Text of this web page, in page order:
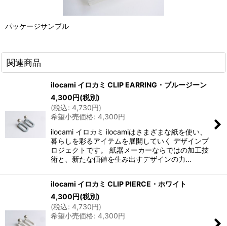
パッケージサンプル
関連商品
ilocami イロカミ CLIP EARRING・ブルージーン
4,300円(税別)
(税込: 4,730円)
希望小売価格: 4,300円
ilocami イロカミ ilocamiはさまざまな紙を使い、
暮らしを彩るアイテムを展開していく デザインプ
ロジェクトです。 紙器メーカーならではの加工技
術と、新たな価値を生み出すデザインの力…
ilocami イロカミ CLIP PIERCE・ホワイト
4,300円(税別)
(税込: 4,730円)
希望小売価格: 4,300円